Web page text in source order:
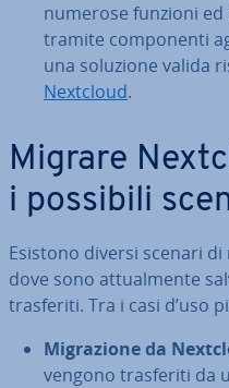
numerose funzioni
tramite com­po­nen­ti
una soluzione valida
Nextcloud.
Migrare
i possibili
Esistono diversi scenari
dove sono at­tual­men­te
tra­sfe­ri­ti. Tra i casi d’uso
Mi­gra­zio­ne da
vengono tra­sfe­ri­ti da